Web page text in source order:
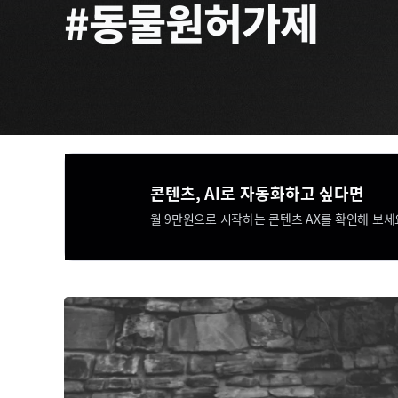
#동물원허가제
콘텐츠, AI로 자동화하고 싶다면​​
월 9만원으로 시작하는 콘텐츠 AX를 확인해 보